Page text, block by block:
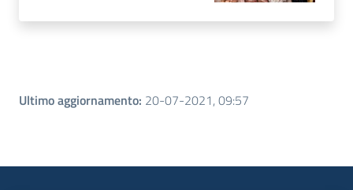
Ultimo aggiornamento: 20-07-2021, 09:57